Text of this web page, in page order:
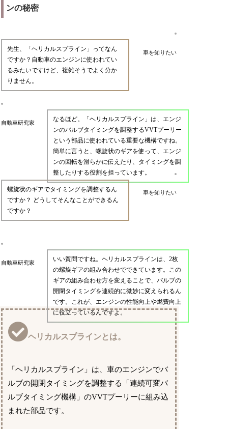
ンの秘密
車を知りたい
先生、「ヘリカルスプライン」ってなん
ですか？自動車のエンジンに使われてい
るみたいですけど、複雑そうでよく分か
りません。
自動車研究家
なるほど。「ヘリカルスプライン」は、エンジ
ンのバルブタイミングを調整するVVTプーリー
という部品に使われている重要な機構ですね。
簡単に言うと、螺旋状のギアを使って、エンジ
ンの回転を滑らかに伝えたり、タイミングを調
整したりする役割を担っています。
車を知りたい
螺旋状のギアでタイミングを調整するん
ですか？ どうしてそんなことができるん
ですか？
自動車研究家
いい質問ですね。ヘリカルスプラインは、2枚
の螺旋ギアの組み合わせでできています。この
ギアの組み合わせ方を変えることで、バルブの
開閉タイミングを連続的に微妙に変えられるん
です。これが、エンジンの性能向上や燃費向上
に役立っているんですよ。
ヘリカルスプラインとは。
「ヘリカルスプライン」は、車のエンジンでバ
ルブの開閉タイミングを調整する「連続可変バ
ルブタイミング機構」のVVTプーリーに組み込
まれた部品です。